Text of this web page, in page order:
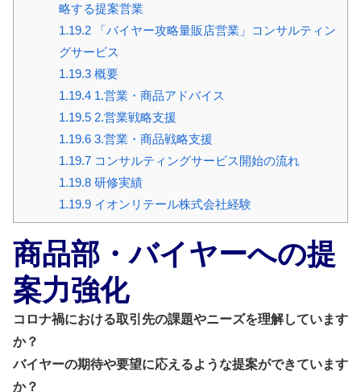
略する提案営業
1.19.2「バイヤー攻略量販店営業」コンサルティン
グサービス
1.19.3概要
1.19.41.営業・商品アドバイス
1.19.52.営業戦略支援
1.19.63.営業・商品戦略支援
1.19.7コンサルティングサービス開始の流れ
1.19.8研修実績
1.19.9イオンリテール株式会社経験
商品部・バイヤーへの提
案力強化
コロナ禍における取引先の課題やニーズを理解しています
か？
バイヤーの期待や要望に応えるような提案ができています
か？